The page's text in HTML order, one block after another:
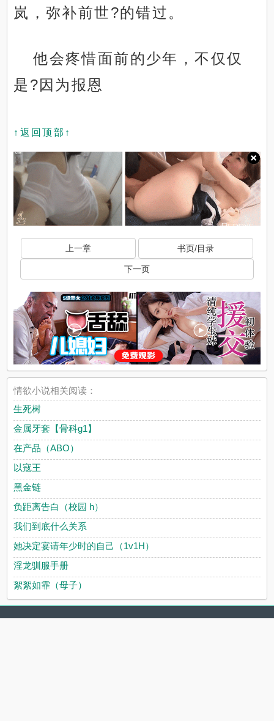
岚，弥补前世?的错过。
他会疼惜面前的少年，不仅仅
是?因为报恩
↑返回顶部↑
上一章 书页/目录
下一页
情欲小说相关阅读：
生死树
金属牙套【骨科g1】
在产品（ABO）
以寇王
黑金链
负距离告白（校园 h）
我们到底什么关系
她决定宴请年少时的自己（1v1H）
淫龙驯服手册
絮絮如霏（母子）